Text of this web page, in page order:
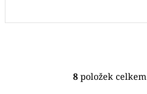
O
8 položek celkem